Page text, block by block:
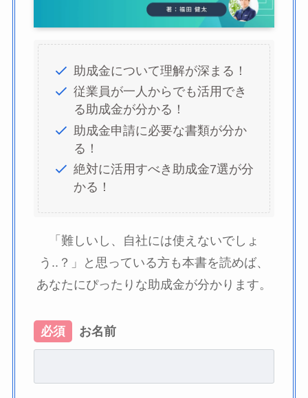
助成金について理解が深まる！
従業員が一人からでも活用でき
る助成金が分かる！
助成金申請に必要な書類が分か
る！
絶対に活用すべき助成金7選が分
かる！
「難しいし、自社には使えないでしょ
う..？」と思っている方も本書を読めば、
あなたにぴったりな助成金が分かります。
必須 お名前